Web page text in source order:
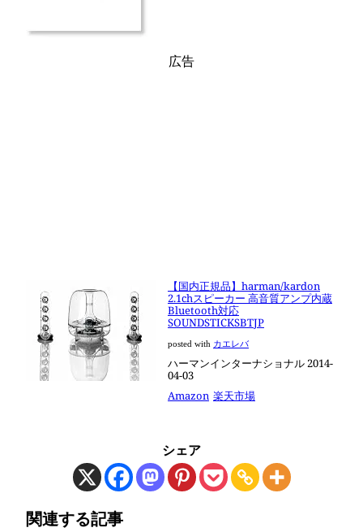
広告
【国内正規品】harman/kardon
2.1chスピーカー 高音質アンプ内蔵
Bluetooth対応
SOUNDSTICKSBTJP
posted with カエレバ
ハーマンインターナショナル 2014-
04-03
Amazon 楽天市場
シェア
関連する記事